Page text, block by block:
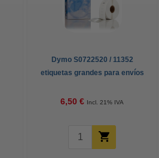
Dymo S0722520 / 11352
etiquetas grandes para envíos
6,50 € Incl. 21% IVA